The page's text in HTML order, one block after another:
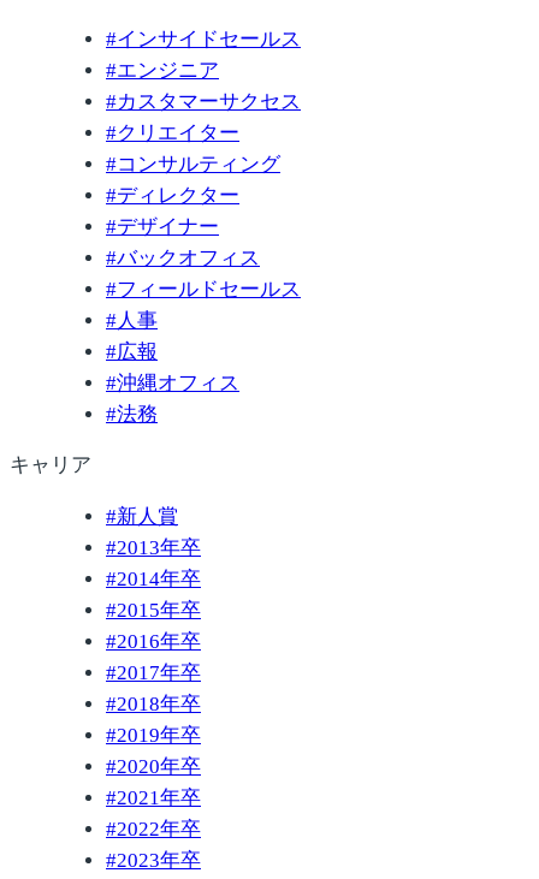
#インサイドセールス
#エンジニア
#カスタマーサクセス
#クリエイター
#コンサルティング
#ディレクター
#デザイナー
#バックオフィス
#フィールドセールス
# 人事
#広報
#沖縄オフィス
#法務
キャリア
#新人賞
#2013年卒
#2014年卒
#2015年卒
#2016年卒
#2017年卒
#2018年卒
#2019年卒
#2020年卒
#2021年卒
#2022年卒
#2023年卒